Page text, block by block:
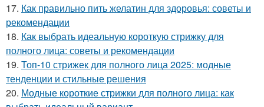
17. Как правильно пить желатин для здоровья: советы и
рекомендации
18. Как выбрать идеальную короткую стрижку для
полного лица: советы и рекомендации
19. Топ-10 стрижек для полного лица 2025: модные
тенденции и стильные решения
20. Модные короткие стрижки для полного лица: как